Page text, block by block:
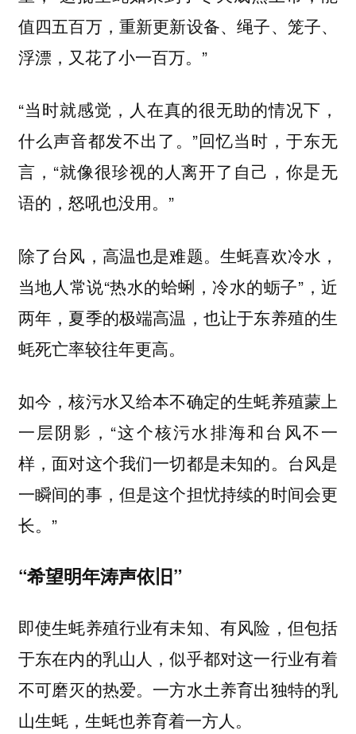
值四五百万，重新更新设备、绳子、笼子、
浮漂，又花了小一百万。”
“当时就感觉，人在真的很无助的情况下，
什么声音都发不出了。”回忆当时，于东无
言，“就像很珍视的人离开了自己，你是无
语的，怒吼也没用。”
除了台风，高温也是难题。生蚝喜欢冷水，
当地人常说“热水的蛤蜊，冷水的蛎子”，近
两年，夏季的极端高温，也让于东养殖的生
蚝死亡率较往年更高。
如今，核污水又给本不确定的生蚝养殖蒙上
一层阴影，“这个核污水排海和台风不一
样，面对这个我们一切都是未知的。台风是
一瞬间的事，但是这个担忧持续的时间会更
长。”
“希望明年涛声依旧”
即使生蚝养殖行业有未知、有风险，但包括
于东在内的乳山人，似乎都对这一行业有着
不可磨灭的热爱。一方水土养育出独特的乳
山生蚝，生蚝也养育着一方人。